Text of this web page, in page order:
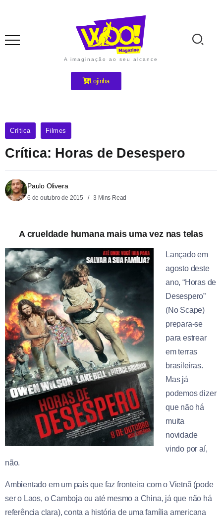
A imaginação ao seu alcance
Lojinha
Crítica Filmes
Crítica: Horas de Desespero
Paulo Olivera
6 de outubro de 2015 3 Mins Read
A crueldade humana mais uma vez nas telas
Lançado em
agosto deste
ano, “Horas de
Desespero”
(No Scape)
prepara-se
para estrear
em terras
brasileiras.
Mas já
podemos dizer
que não há
muita
novidade
vindo por aí,
não.
Ambientado em um país que faz fronteira com o Vietnã (pode
ser o Laos, o Camboja ou até mesmo a China, já que não há
referência clara), conta a história de uma família americana